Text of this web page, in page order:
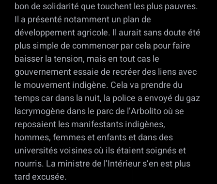
bon de solidarité que touchent les plus pauvres.
Il a présenté notamment un plan de
développement agricole. Il aurait sans doute été
plus simple de commencer par cela pour faire
baisser la tension, mais en tout cas le
gouvernement essaie de recréer des liens avec
le mouvement indigène. Cela va prendre du
temps car dans la nuit, la police a envoyé du gaz
lacrymogène dans le parc de l’Arbolito où se
reposaient les manifestants indigènes,
hommes, femmes et enfants et dans des
universités voisines où ils étaient soignés et
nourris. La ministre de l’Intérieur s’en est plus
tard excusée.